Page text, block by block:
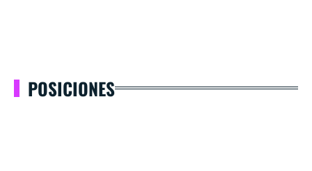
POSICIONES